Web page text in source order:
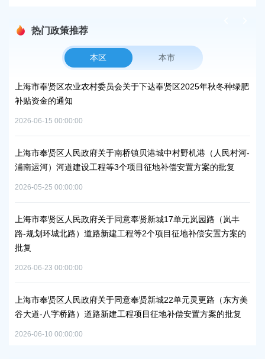
热门政策推荐
本区 本市
上海市奉贤区农业农村委员会关于下达奉贤区2025年秋冬种绿肥
补贴资金的通知
2026-06-15 00:00:00
上海市奉贤区人民政府关于南桥镇贝港城中村野机港（人民村河-
浦南运河）河道建设工程等3个项目征地补偿安置方案的批复
2026-05-25 00:00:00
上海市奉贤区人民政府关于同意奉贤新城17单元岚园路（岚丰
路-规划环城北路）道路新建工程等2个项目征地补偿安置方案的
批复
2026-06-23 00:00:00
上海市奉贤区人民政府关于同意奉贤新城22单元灵更路（东方美
谷大道-八字桥路）道路新建工程项目征地补偿安置方案的批复
2026-06-10 00:00:00